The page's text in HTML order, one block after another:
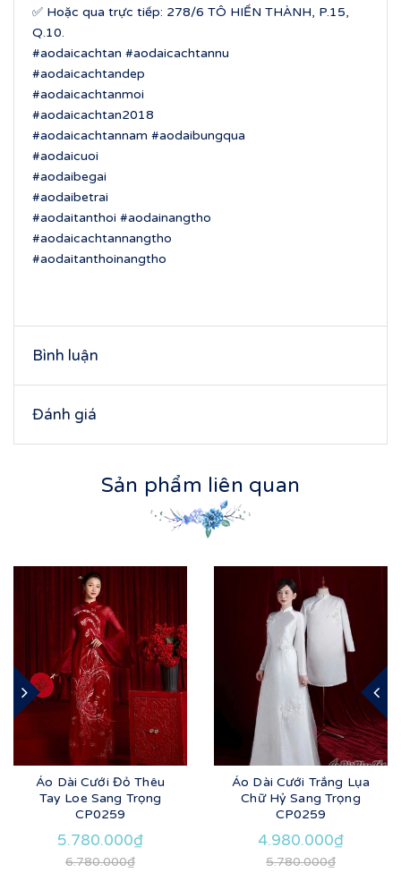
✅ Hoặc qua trực tiếp: 278/6 TÔ HIẾN THÀNH, P.15,
Q.10.
#aodaicachtan #aodaicachtannu
#aodaicachtandep
#aodaicachtanmoi
#aodaicachtan2018
#aodaicachtannam #aodaibungqua
#aodaicuoi
#aodaibegai
#aodaibetrai
#aodaitanthoi #aodainangtho
#aodaicachtannangtho
#aodaitanthoinangtho
Bình luận
Đánh giá
Sản phẩm liên quan
Áo Dài Cưới Đỏ Thêu
Tay Loe Sang Trọng
CP0259
5.780.000₫
6.780.000₫
Áo Dài Cưới Trắng Lụa
Chữ Hỷ Sang Trọng
CP0259
4.980.000₫
5.780.000₫